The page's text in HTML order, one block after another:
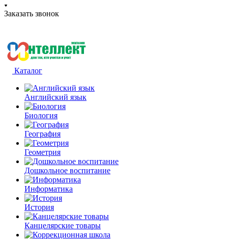
Заказать звонок
Каталог
Английский язык
Биология
География
Геометрия
Дошкольное воспитание
Информатика
История
Канцелярские товары